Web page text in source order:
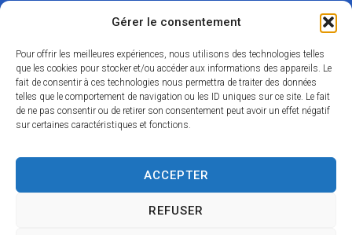
Gérer le consentement
Pour offrir les meilleures expériences, nous utilisons des technologies telles
que les cookies pour stocker et/ou accéder aux informations des appareils. Le
fait de consentir à ces technologies nous permettra de traiter des données
telles que le comportement de navigation ou les ID uniques sur ce site. Le fait
de ne pas consentir ou de retirer son consentement peut avoir un effet négatif
sur certaines caractéristiques et fonctions.
ACCEPTER
REFUSER
m
02
54
75
12
contacter